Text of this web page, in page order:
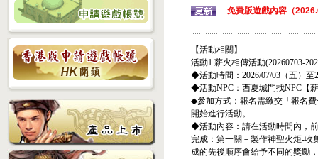
免費版遊戲內容（
【活動相關】
活動1.薪火相傳活動(20260703-
◆活動時間：2026/07/03（五）至
◆活動NPC：西夏城門找NPC【
◆參加方式：報名需繳交「報名
開始進行活動。
◆活動內容：請在活動時間內，
完成：第一關－製作神聖火炬-收
成的先後順序會給予不同的獎勵